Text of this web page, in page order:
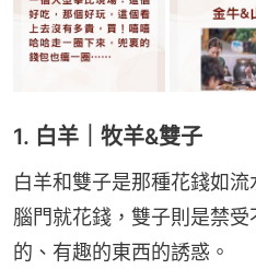
1. 白羊｜牧羊&雙子
白羊和雙子是那種花錢如
腦門就花錢，雙子則是禁
的、有趣的東西的誘惑。